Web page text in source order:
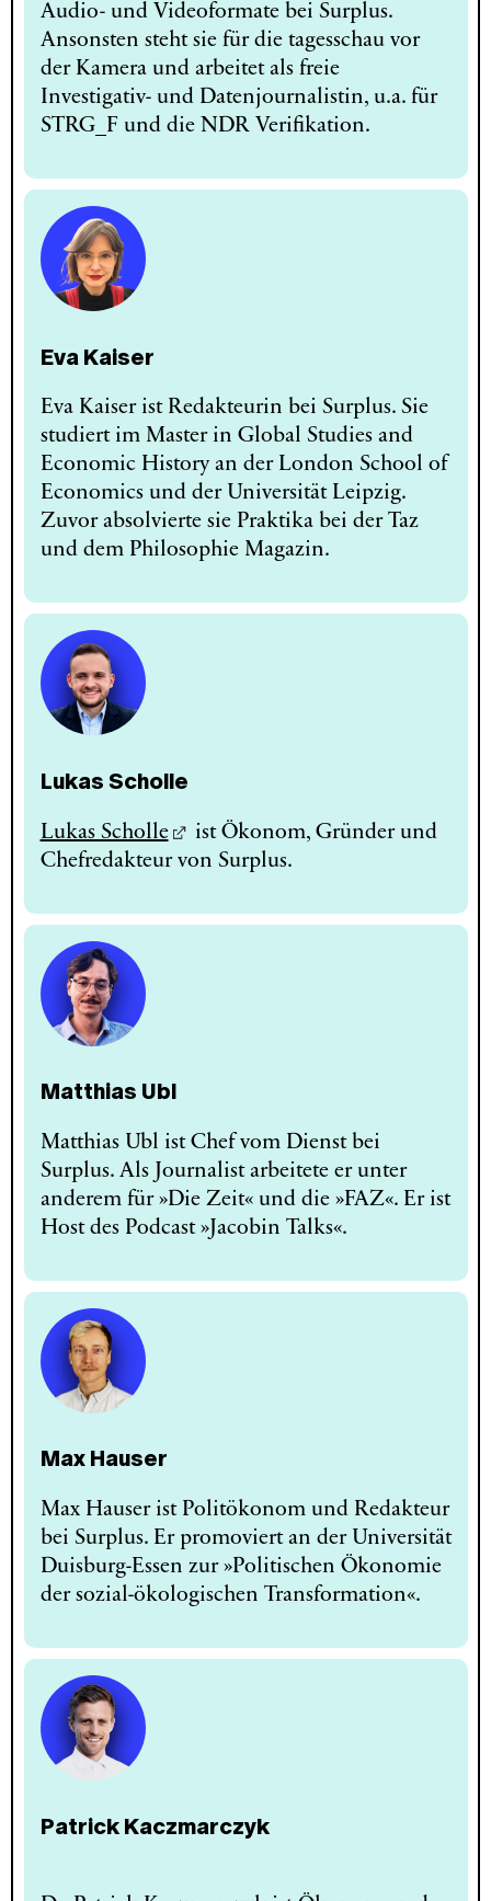
Audio- und Videoformate bei Surplus.
Ansonsten steht sie für die tagesschau vor
der Kamera und arbeitet als freie
Investigativ- und Datenjournalistin, u.a. für
STRG_F und die NDR Verifikation.
Eva Kaiser
Eva Kaiser ist Redakteurin bei Surplus. Sie
studiert im Master in Global Studies and
Economic History an der London School of
Economics und der Universität Leipzig.
Zuvor absolvierte sie Praktika bei der Taz
und dem Philosophie Magazin.
Lukas Scholle
Lukas Scholle
ist Ökonom, Gründer und
Chefredakteur von Surplus.
Matthias Ubl
Matthias Ubl ist Chef vom Dienst bei
Surplus. Als Journalist arbeitete er unter
anderem für »Die Zeit« und die »FAZ«. Er ist
Host des Podcast »Jacobin Talks«.
Max Hauser
Max Hauser ist Politökonom und Redakteur
bei Surplus. Er promoviert an der Universität
Duisburg-Essen zur »Politischen Ökonomie
der sozial-ökologischen Transformation«.
Patrick Kaczmarczyk